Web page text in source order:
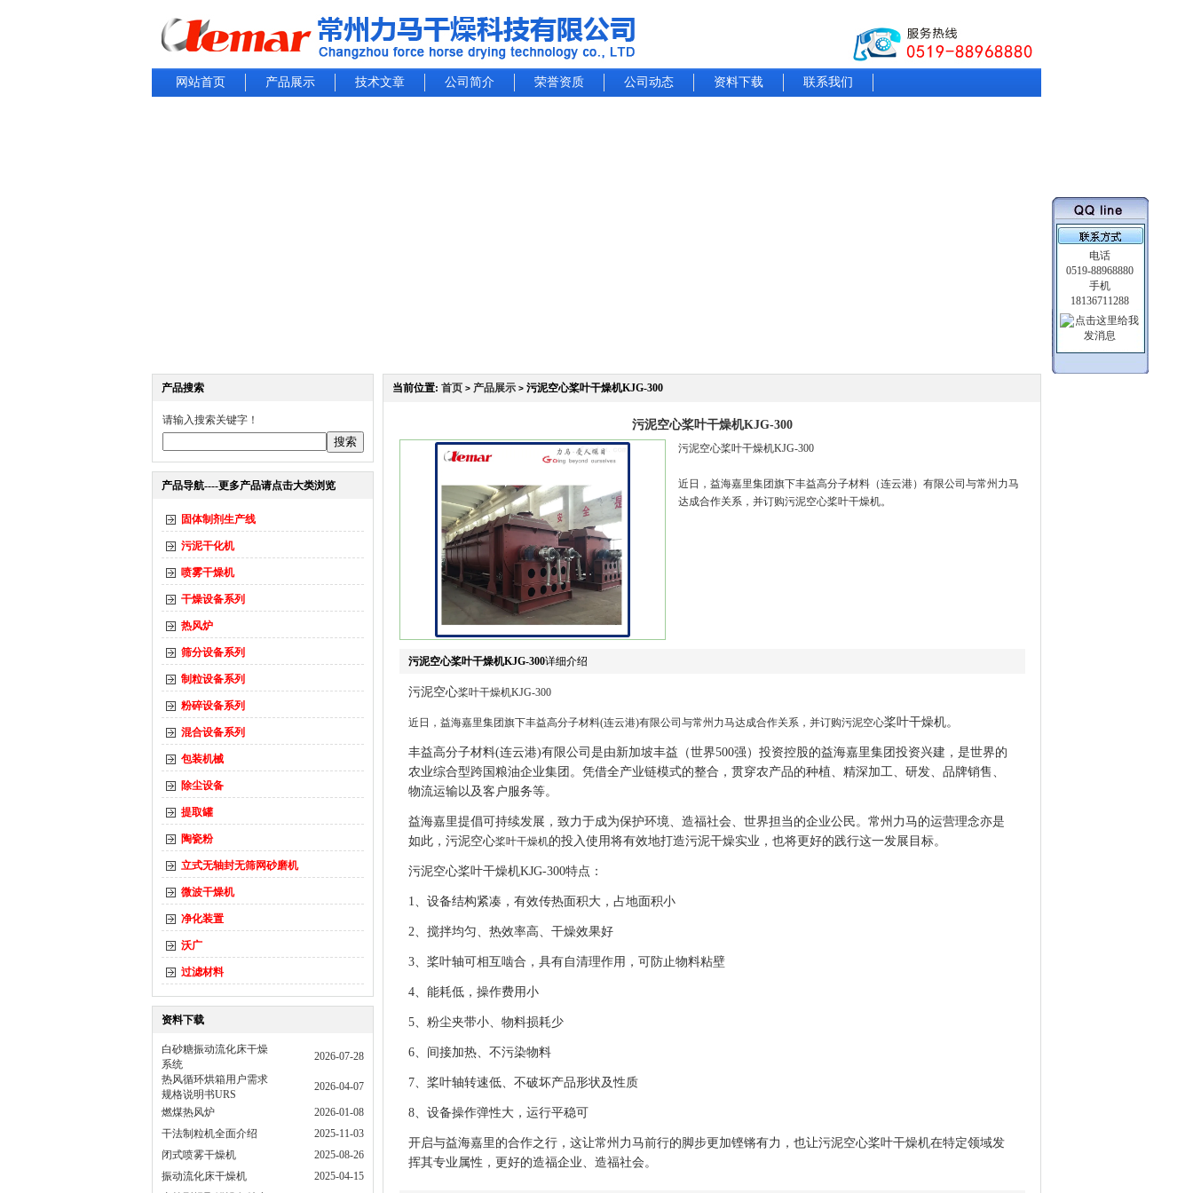
网站首页 产品展示 技术文章 公司简介 荣誉资质 公司动态 资料下载 联系我们
产品搜索
请输入搜索关键字！
产品导航----更多产品请点击大类浏览
固体制剂生产线
污泥干化机
喷雾干燥机
干燥设备系列
热风炉
筛分设备系列
制粒设备系列
粉碎设备系列
混合设备系列
包装机械
除尘设备
提取罐
陶瓷粉
立式无轴封无筛网砂磨机
微波干燥机
净化装置
沃广
过滤材料
资料下载
白砂糖振动流化床干燥
系统
2026-07-28
热风循环烘箱用户需求
规格说明书URS
2026-04-07
燃煤热风炉
2026-01-08
干法制粒机全面介绍
2025-11-03
闭式喷雾干燥机
2025-08-26
振动流化床干燥机
2025-04-15
当前位置: 首页 > 产品展示 > 污泥空心桨叶干燥机KJG-300
污泥空心桨叶干燥机KJG-300
污泥空心桨叶干燥机KJG-300
近日，益海嘉里集团旗下丰益高分子材料（连云港）有限公司与常州力马
达成合作关系，并订购污泥空心桨叶干燥机。
污泥空心桨叶干燥机KJG-300详细介绍
污泥空心桨叶干燥机KJG-300
近日，益海嘉里集团旗下丰益高分子材料(连云港)有限公司与常州力马达成合作关系，并订购污泥空心桨叶干燥机。
丰益高分子材料(连云港)有限公司是由新加坡丰益（世界500强）投资控股的益海嘉里集团投资兴建，是世界的
农业综合型跨国粮油企业集团。凭借全产业链模式的整合，贯穿农产品的种植、精深加工、研发、品牌销售、
物流运输以及客户服务等。
益海嘉里提倡可持续发展，致力于成为保护环境、造福社会、世界担当的企业公民。常州力马的运营理念亦是
如此，污泥空心桨叶干燥机的投入使用将有效地打造污泥干燥实业，也将更好的践行这一发展目标。
污泥空心桨叶干燥机KJG-300特点：
1、设备结构紧凑，有效传热面积大，占地面积小
2、搅拌均匀、热效率高、干燥效果好
3、桨叶轴可相互啮合，具有自清理作用，可防止物料粘壁
4、能耗低，操作费用小
5、粉尘夹带小、物料损耗少
6、间接加热、不污染物料
7、桨叶轴转速低、不破坏产品形状及性质
8、设备操作弹性大，运行平稳可
开启与益海嘉里的合作之行，这让常州力马前行的脚步更加铿锵有力，也让污泥空心桨叶干燥机在特定领域发
挥其专业属性，更好的造福企业、造福社会。
电话
0519-88968880
手机
18136711288